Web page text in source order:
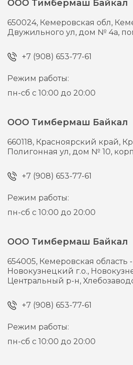
ООО Тимбермаш Байкал
650024, Кемеровская обл,
Двужильного ул, дом № 4а,
+7 (908) 653-77-61
Режим работы:
пн-сб с 10:00 до 20:00
ООО Тимбермаш Байкал
660118, Красноярский край,
Полигонная ул, дом № 10,
+7 (908) 653-77-61
Режим работы:
пн-сб с 10:00 до 20:00
ООО Тимбермаш Байкал
654005, Кемеровская область -
Новокузнецкий г.о.,
Центральный р-н,
+7 (908) 653-77-61
Режим работы:
пн-сб с 10:00 до 20:00